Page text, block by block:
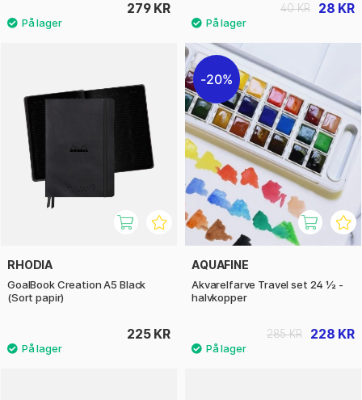
279 KR 28 KR
40 KR
RHODIA
GoalBook Creation A5 Black
(Sort papir)
225 KR
20%
AQUAFINE
Akvarelfarve Travel set 24 ½ -
halvkopper
228 KR
285 KR